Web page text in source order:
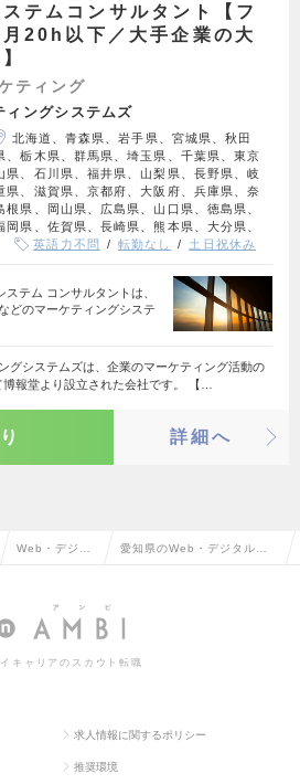
テムコンサルタント【フ
20h以下／大手企業の大
ティング
ィングシステムズ
北海道、青森県、岩手県、宮城県、秋田
、栃木県、群馬県、埼玉県、千葉県、東京
県、石川県、福井県、山梨県、長野県、岐
県、滋賀県、京都府、大阪府、兵庫県、奈
県、岡山県、広島県、山口県、徳島県、
県、佐賀県、長崎県、熊本県、大分県、
英語力不問 転勤なし 土日祝休み
ステム コンサルタントは、
どのマーケティングシステ
グシステムズは、企業のマーケティング活動の
報堂より設立された会社です。 【…
詳細へ
Web・デジタ
ング
愛知県のWeb・デジタルマ
報一覧
キャリアのスカウト転職
求人情報に関するポリシー
推奨環境